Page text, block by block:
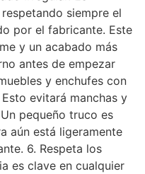
siempre el
por el fabricante. Este
y un acabado más
antes de empezar
y enchufes con
evitará manchas y
pequeño truco es
aún está ligeramente
6. Respeta los
es clave en cualquier